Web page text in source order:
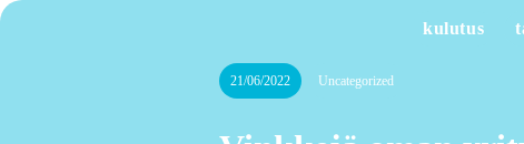
kulutus
21/06/2022 Uncategorized